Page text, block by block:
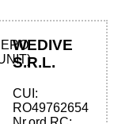
WEDIVE
S.R.L.
CUI:
RO49762654